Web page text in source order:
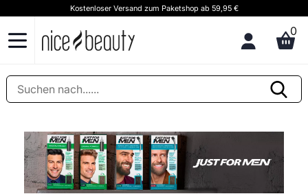
Kostenloser Versand zum Paketshop ab 59,95 €
0